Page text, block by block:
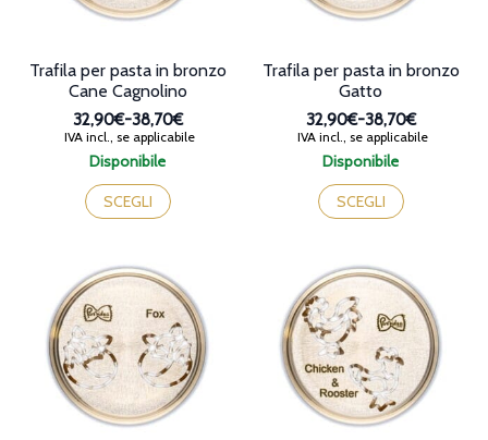
del
del
Disponibile
Trafila per pasta in bronzo
Cane Cagnolino
32,90€-38,70€
Fascia
di
da
32,90€
IVA incl., se applicabile
SCEGLI
Questo
prodotto
ha
varianti.
Le
opzioni
possono
essere
scelte
nella
pagina
del
Disponibile
Trafila per pasta in bronzo
Gatto
32,90€-38,70€
Fascia
di
da
32,90€
IVA incl., se applicabile
SCEGLI
Questo
prodotto
ha
varianti.
Le
opzioni
possono
essere
scelte
nella
pagina
del